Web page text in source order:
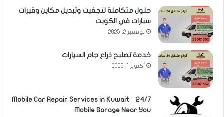
حلول متكاملة لتجفيت وتبديل مكاين وقيرات
سيارات في الكويت
نوفمبر 2, 2025
خدمة تصليح ذراع جام السيارات
أكتوبر 1, 2025
Mobile Car Repair Services in Kuwait – 24/7
Mobile Garage Near You